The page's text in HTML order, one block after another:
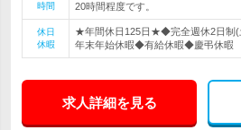
時間
20時間程度です。
休日
休暇
★年間休日125日★◆完全週休2日
年末年始休暇◆有給休暇◆慶弔休暇
求人詳細を見る